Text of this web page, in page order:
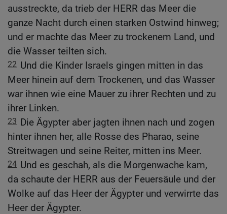
ausstreckte, da trieb der HERR das Meer die
ganze Nacht durch einen starken Ostwind hinweg;
und er machte das Meer zu trockenem Land, und
die Wasser teilten sich.
22 Und die Kinder Israels gingen mitten in das
Meer hinein auf dem Trockenen, und das Wasser
war ihnen wie eine Mauer zu ihrer Rechten und zu
ihrer Linken.
23 Die Ägypter aber jagten ihnen nach und zogen
hinter ihnen her, alle Rosse des Pharao, seine
Streitwagen und seine Reiter, mitten ins Meer.
24 Und es geschah, als die Morgenwache kam,
da schaute der HERR aus der Feuersäule und der
Wolke auf das Heer der Ägypter und verwirrte das
Heer der Ägypter.